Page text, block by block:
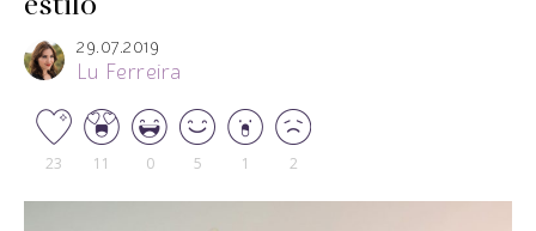
29.07.2019
Lu Ferreira
23 11 0 5 1 2